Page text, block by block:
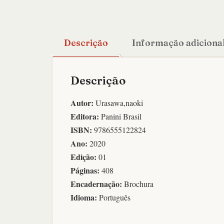
Descrição Informação
Descrição
Autor: Urasawa,naoki
Editora: Panini Brasil
ISBN: 9786555122824
Ano: 2020
Edição: 01
Páginas: 408
Encadernação: Brochura
Idioma: Português